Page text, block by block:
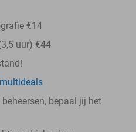
€14
uur) €44
bepaal jij het